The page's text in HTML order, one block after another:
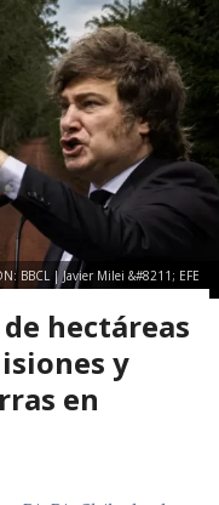
BBCL | Javier Milei &#8211; EFE
hectáreas
y
en